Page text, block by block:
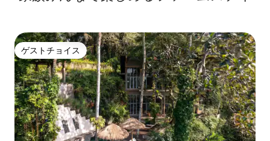
ゲストチョイス
ゲストチョイス